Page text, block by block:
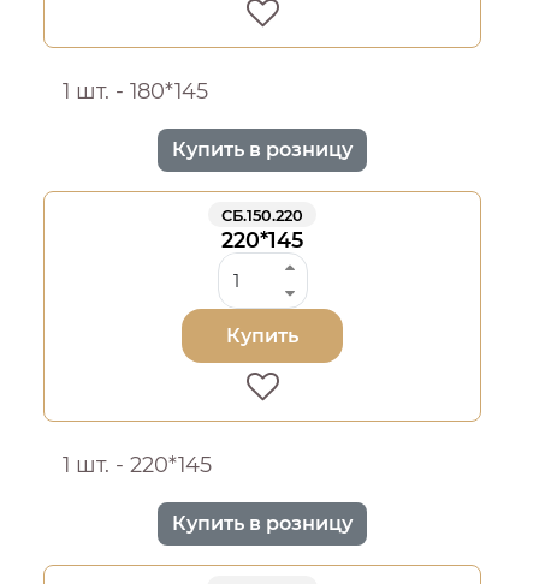
1 шт. - 180*145
Купить в розницу
СБ.150.220
220*145
Купить
1 шт. - 220*145
Купить в розницу